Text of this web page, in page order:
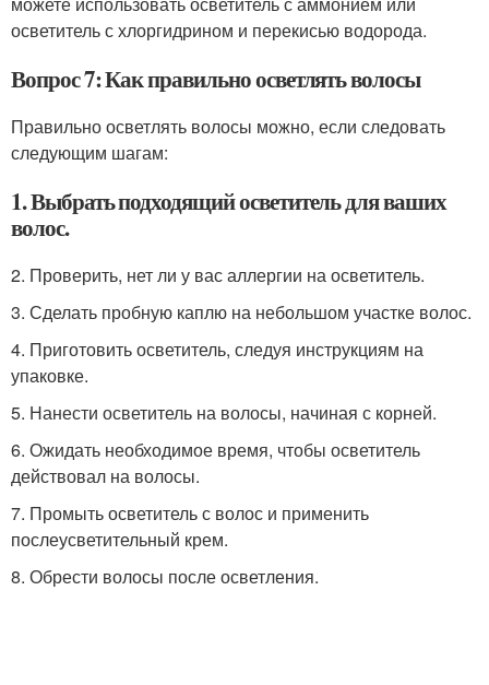
осветитель с хлоргидрином и перекисью водорода.
Вопрос 7: Как правильно осветлять волосы
Правильно осветлять волосы можно, если следовать
следующим шагам:
1. Выбрать подходящий осветитель для ваших
волос.
2. Проверить, нет ли у вас аллергии на осветитель.
3. Сделать пробную каплю на небольшом участке волос.
4. Приготовить осветитель, следуя инструкциям на
упаковке.
5. Нанести осветитель на волосы, начиная с корней.
6. Ожидать необходимое время, чтобы осветитель
действовал на волосы.
7. Промыть осветитель с волос и применить
послеусветительный крем.
8. Обрести волосы после осветления.